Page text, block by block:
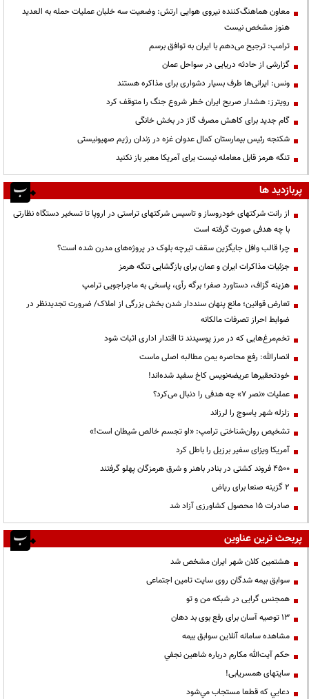
معاون هماهنگ‌کننده نیروی هوایی ارتش: وضعیت سه خلبان عملیات حمله به العدید
هنوز مشخص نیست
ترامپ: ترجیح می‌دهم با ایران به توافق برسم
گزارشی از حادثه دریایی در سواحل عمان
ونس: ایرانی‌ها طرف بسیار دشواری برای مذاکره هستند
رویترز: هشدار صریح ایران خطر شروع جنگ را متوقف کرد
گام جدید برای کاهش مصرف گاز در بخش خانگی
شکنجه رئیس بیمارستان کمال عدوان غزه در زندان رژیم صهیونیستی
تنگه هرمز قابل معامله نیست برای آمریکا معبر باز نکنید
پربازدید ها
از رانت‌ شرکتهای خودروساز و تاسیس شرکتهای تراستی در اروپا تا تسخیر دستگاه نظارتی
با چه هدفی صورت گرفته است
چرا قالب وافل جایگزین سقف تیرچه بلوک در پروژه‌های مدرن شده است؟
جزئیات مذاکرات ایران و عمان برای بازگشایی تنگه هرمز
هزینه گزاف، دستاورد صفر؛ برگه رأی، پاسخی به ماجراجویی ترامپ
تعارض قوانین؛ مانع پنهان سنددار شدن بخش بزرگی از املاک/ ضرورت تجدیدنظر در
ضوابط احراز تصرفات مالکانه
تخم‌مرغ‌هایی که در مرز پوسیدند تا اقتدار اداری اثبات شود
انصارالله: رفع محاصره یمن مطالبه اصلی ماست
خودتحقیرها عریضه‌نویس کاخ سفید شده‌اند!
عملیات «نصر ۷» چه هدفی را دنبال می‌کرد؟
زلزله شهر یاسوج را لرزاند
تشخیص روان‌شناختی ترامپ: «او تجسم خالص شیطان است!»
آمریکا ویزای سفیر برزیل را باطل کرد
۴۵۰۰ فروند کشتی در بنادر باهنر و شرق هرمزگان پهلو گرفتند
۲ گزینه صنعا برای ریاض
صادرات ۱۵ محصول کشاورزی آزاد شد
پربحث ترین عناوین
هشتمین کلان شهر ایران مشخص شد
سوابق بیمه شدگان روی سایت تامین اجتماعی
همجنس گرایی در شبکه من و تو
13 توصیه آسان برای رفع بوی بد دهان
مشاهده سامانه آنلاين سوابق بیمه
حكم آيت‌الله مكارم درباره شاهين نجفي
سایتهای همسریابی!
دعايي كه قطعا مستجاب مي‌شود